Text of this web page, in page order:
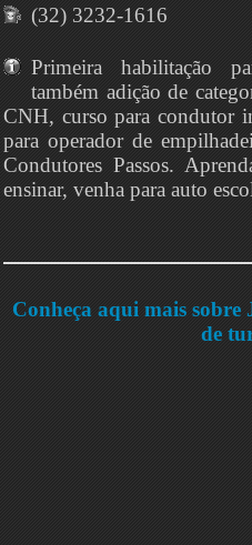
(32) 3232-1616
Primeira habilitação
também adição de
CNH, curso para condutor
para operador de
Condutores Passos.
ensinar, venha para auto
Conheça aqui mais sobre
de